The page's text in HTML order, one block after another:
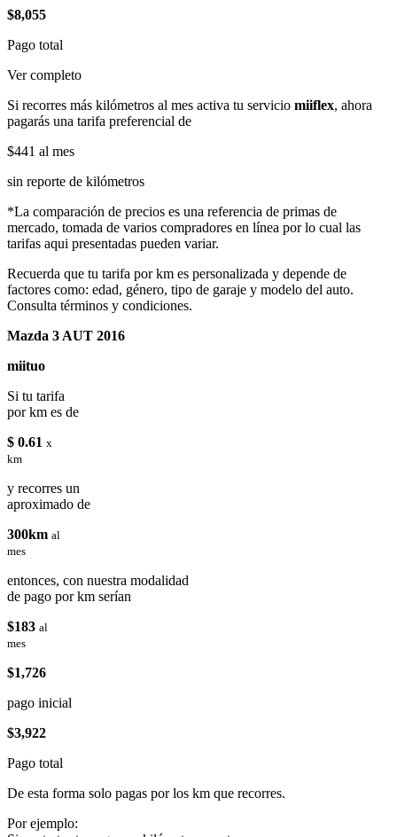
$8,055
Pago total
Ver completo
Si recorres más kilómetros al mes activa tu servicio miiflex, ahora
pagarás una tarifa preferencial de
$441 al mes
sin reporte de kilómetros
*La comparación de precios es una referencia de primas de
mercado, tomada de varios compradores en línea por lo cual las
tarifas aqui presentadas pueden variar.
Recuerda que tu tarifa por km es personalizada y depende de
factores como: edad, género, tipo de garaje y modelo del auto.
Consulta términos y condiciones.
Mazda 3 AUT 2016
miituo
Si tu tarifa
por km es de
$ 0.61 x
km
y recorres un
aproximado de
300km al
mes
entonces, con nuestra modalidad
de pago por km serían
$183 al
mes
$1,726
pago inicial
$3,922
Pago total
De esta forma solo pagas por los km que recorres.
Por ejemplo: